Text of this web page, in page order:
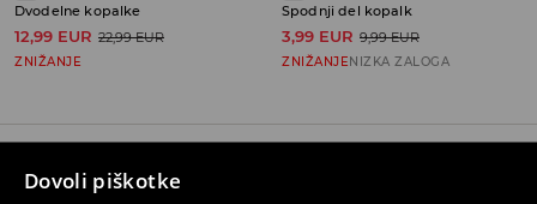
Dovoli piškotke
Dvodelne kopalke
12,99 EUR 22,99 EUR
ZNIŽANJE
Spodnji del kopalk
3,99 EUR 9,99 EUR
ZNIŽANJENIZKA ZALOGA